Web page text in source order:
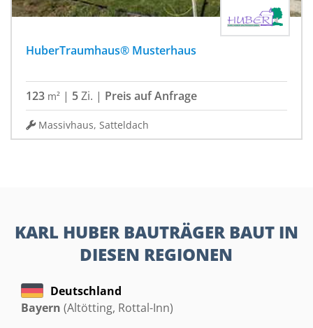
HuberTraumhaus® Musterhaus
123 m² | 5Zi. | Preis auf Anfrage
Massivhaus, Satteldach
KARL HUBER BAUTRÄGER BAUT IN
DIESEN REGIONEN
Deutschland
Bayern (Altötting, Rottal-Inn)